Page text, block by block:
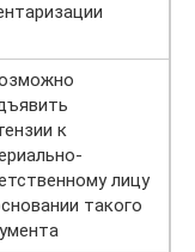
к
лицу
такого